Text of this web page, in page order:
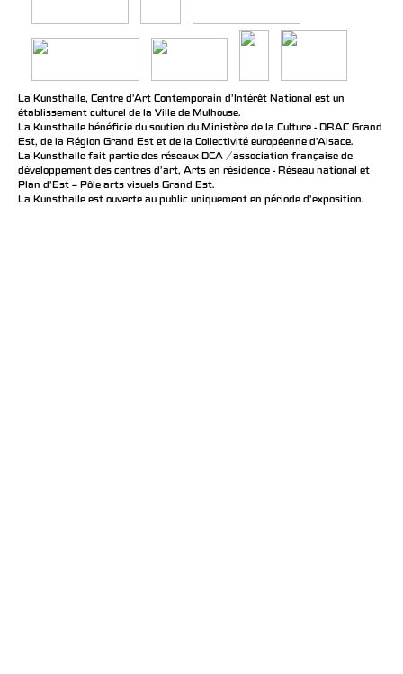
La Kunsthalle, Centre d’Art Contemporain d’Intérêt National est un
établissement culturel de la Ville de Mulhouse.
La Kunsthalle bénéficie du soutien du Ministère de la Culture - DRAC Grand
Est, de la Région Grand Est et de la Collectivité européenne d’Alsace.
La Kunsthalle fait partie des réseaux DCA / association française de
développement des centres d'art, Arts en résidence - Réseau national et
Plan d’Est – Pôle arts visuels Grand Est.
La Kunsthalle est ouverte au public uniquement en période d'exposition.